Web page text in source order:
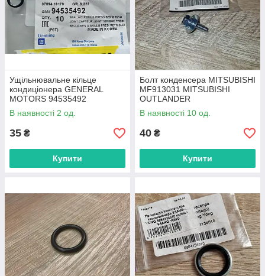
Ущільнювальне кільце
кондиціонера GENERAL
MOTORS 94535492
CHEVROLET AVEO
T100,250.255
В наявності 2 од.
35 ₴
Купити
Болт конденсера MITSUBISHI
MF913031 MITSUBISHI
OUTLANDER
В наявності 10 од.
40 ₴
Купити